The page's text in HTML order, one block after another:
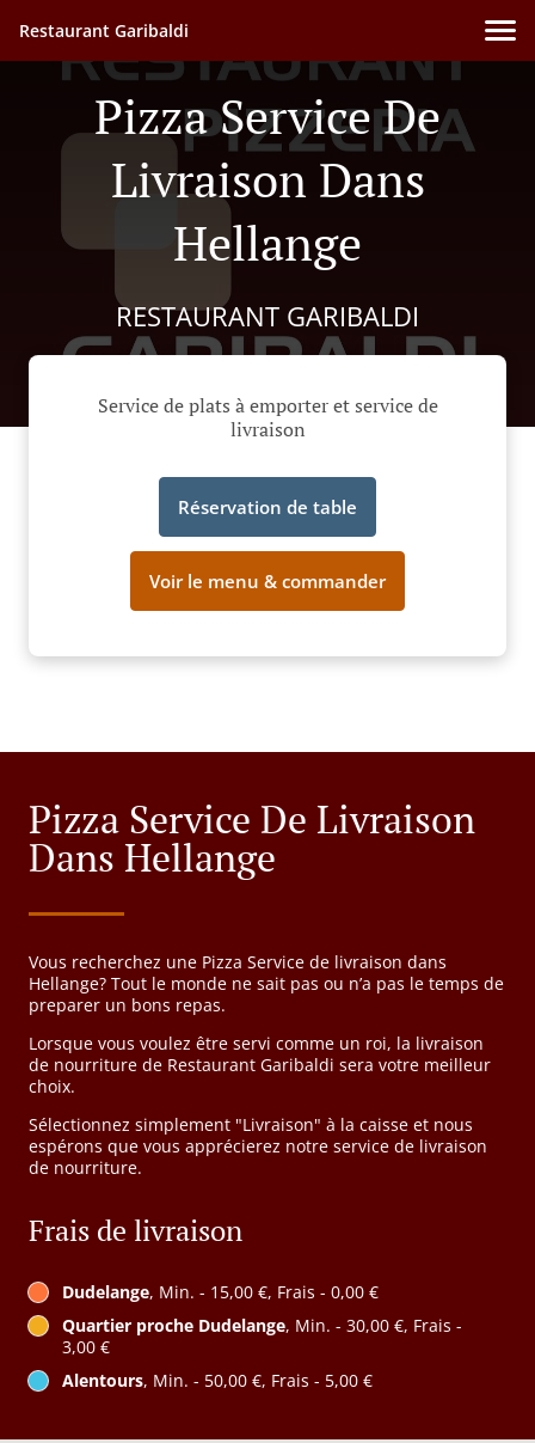
Restaurant Garibaldi
Pizza Service De
Livraison Dans
Hellange
RESTAURANT GARIBALDI
Service de plats à emporter et service de
livraison
Réservation de table
Voir le menu & commander
Pizza Service De Livraison
Dans Hellange
Vous recherchez une Pizza Service de livraison dans
Hellange? Tout le monde ne sait pas ou n’a pas le temps de
preparer un bons repas.
Lorsque vous voulez être servi comme un roi, la livraison
de nourriture de Restaurant Garibaldi sera votre meilleur
choix.
Sélectionnez simplement "Livraison" à la caisse et nous
espérons que vous apprécierez notre service de livraison
de nourriture.
Frais de livraison
Dudelange, Min. - 15,00 €, Frais - 0,00 €
Quartier proche Dudelange, Min. - 30,00 €, Frais -
3,00 €
Alentours, Min. - 50,00 €, Frais - 5,00 €